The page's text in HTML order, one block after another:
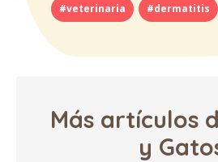
#veterinaria #dermatitis
Más artículos
y